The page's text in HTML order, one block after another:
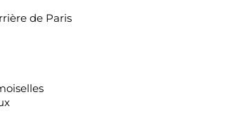
de Paris